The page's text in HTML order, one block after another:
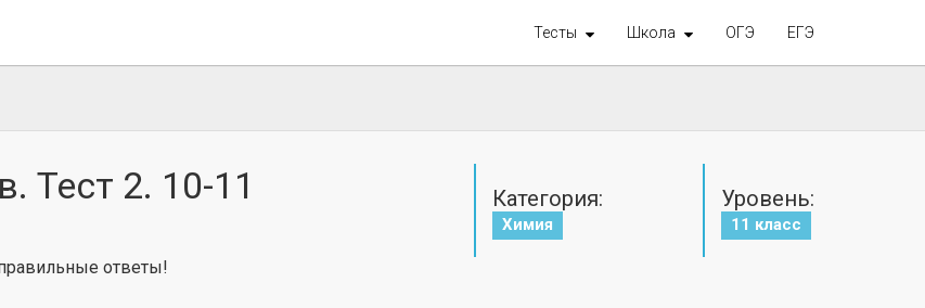
Тесты Школа ОГЭ ЕГЭ
Тест 2. 10-11
ответы!
Категория:
Химия
Уровень:
11 класс